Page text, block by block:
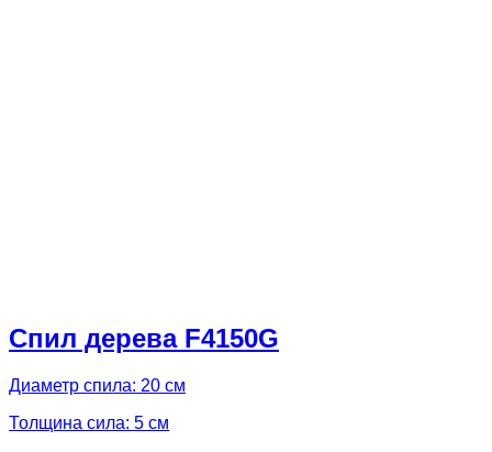
Спил дерева F4150G
Диаметр спила: 20 см
Толщина сила: 5 см